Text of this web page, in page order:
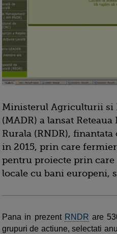
Ministerul Agriculturii si
(MADR) a lansat
Rurala (RNDR),
in 2015, prin care
pentru proiecte prin care
locale cu bani europeni,
Pana in prezent RNDR are
grupuri de actiune, selectati